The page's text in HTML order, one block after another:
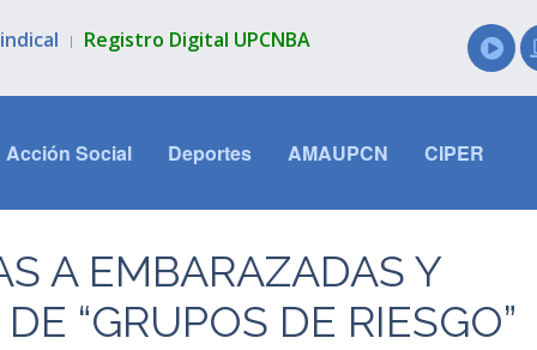
Registro Digital UPCNBA
Acción Social Deportes AMAUPCN CIPER
A EMBARAZADAS Y
“GRUPOS DE RIESGO”